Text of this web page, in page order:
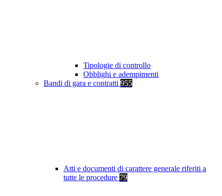
Tipologie di controllo
Obblighi e adempimenti
Bandi di gara e contratti 955
Atti e documenti di carattere generale riferiti a
tutte le procedure 79